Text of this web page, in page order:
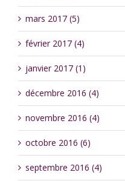
mars 2017 (5)
février 2017 (4)
janvier 2017 (1)
décembre 2016 (4)
novembre 2016 (4)
octobre 2016 (6)
septembre 2016 (4)